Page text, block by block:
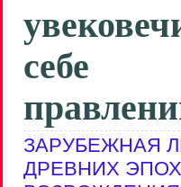
себе
ЗАРУБЕЖНАЯ
ДРЕВНИХ